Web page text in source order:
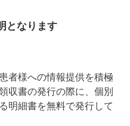
となります
者様への情報提供を積極
収書の発行の際に、個別
明細書を無料で発行して